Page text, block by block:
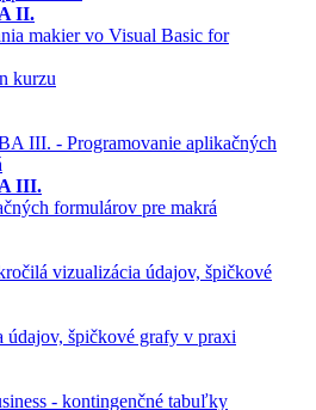
II.
makier vo Visual Basic for
III.
formulárov pre makrá
údajov, špičkové grafy v praxi